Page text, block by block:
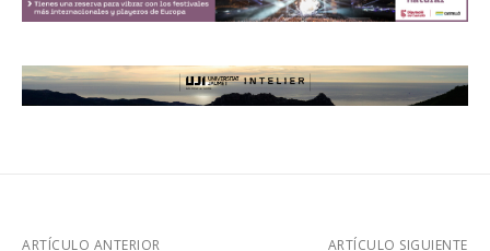
ARTÍCULO ANTERIOR ARTÍCULO SIGUIENTE